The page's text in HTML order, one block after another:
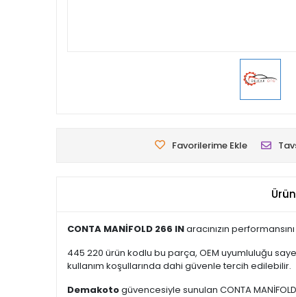
Favorilerime Ekle
CONTA MANİFOLD 266 INaracınızın
445 220 ürün kodlu bu parça, OEM uyumluluğu
kullanım koşullarında dahi güvenle tercih edilebilir.
Demakotogüvencesiyle sunulan CONTA